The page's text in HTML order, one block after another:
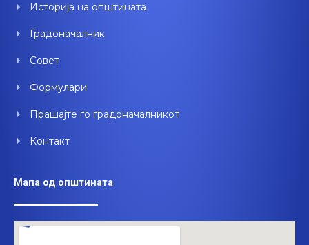
k
n
Историја на општината
Градоначалник
Совет
Формулари
Прашајте го градоначалникот
Контакт
Мапа од општината